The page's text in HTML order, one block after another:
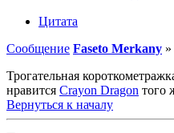
Цитата
Сообщение Faseto Merkany »
Трогательная
нравится Crayon Dragon того
Вернуться к началу